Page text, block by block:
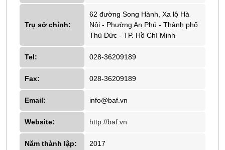
Trụ sở chính:
62 đường Song Hành, Xa lộ Hà
Nội - Phường An Phú - Thành phố
Thủ Đức - TP. Hồ Chí Minh
Tel: 028-36209189
Fax: 028-36209189
Email: info@baf.vn
Website: http://baf.vn
Năm thành lập: 2017